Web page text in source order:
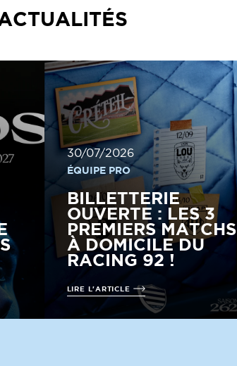
30/07/2026
ÉQUIPE PRO
BILLETTERIE
OUVERTE : LES 3
PREMIERS MATCHS
À DOMICILE DU
RACING 92 !
LIRE L'ARTICLE